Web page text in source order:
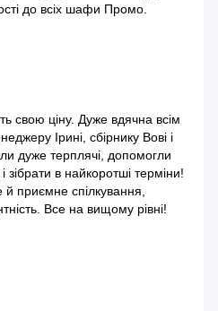
до всіх шафи Промо.
свою ціну. Дуже вдячна всім
Ірині, сбірнику Вові і
дуже терплячі, допомогли
зібрати в найкоротші терміни!
й приємне спілкування,
Все на вищому рівні!